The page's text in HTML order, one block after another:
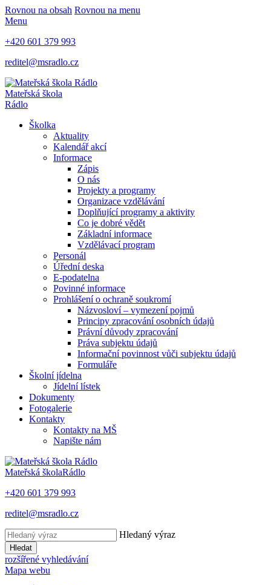
Rovnou na obsah Rovnou na menu
Menu
+420 601 379 993
reditel@msradlo.cz
Mateřská škola
Rádlo
Školka
Aktuality
Kalendář akcí
Informace
Zápis
O nás
Projekty a programy
Organizace vzdělávání
Doplňující programy a aktivity
Co je dobré vědět
Základní informace
Vzdělávací program
Personál
Úřední deska
E-podatelna
Povinné informace
Prohlášení o ochraně soukromí
Názvosloví – vymezení pojmů
Principy zpracování osobních údajů
Právní důvody zpracování
Práva subjektu údajů
Informační povinnost vůči subjektu údajů
Formuláře
Školní jídelna
Jídelní lístek
Dokumenty
Fotogalerie
Kontakty
Kontakty na MŠ
Napište nám
Mateřská školaRádlo
+420 601 379 993
reditel@msradlo.cz
Hledaný výraz
Hledat
rozšířené vyhledávání
Mapa webu